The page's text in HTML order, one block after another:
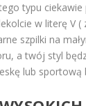
typu
w literę V (
szpilki na
a twój styl
lub sportową